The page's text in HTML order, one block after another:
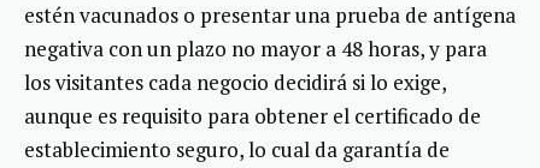
estén vacunados o presentar una prueba de antígena
negativa con un plazo no mayor a 48 horas, y para
los visitantes cada negocio decidirá si lo exige,
aunque es requisito para obtener el certificado de
establecimiento seguro, lo cual da garantía de